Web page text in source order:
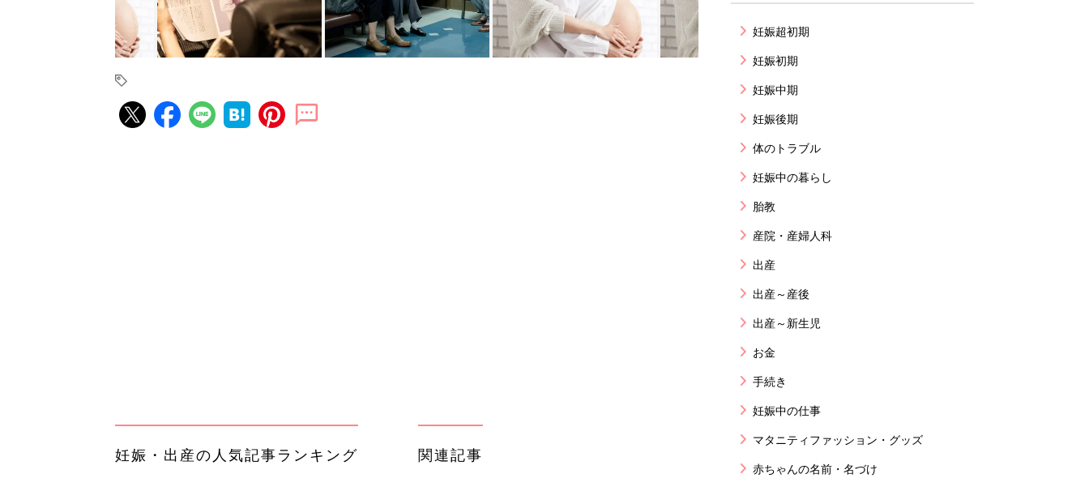
夫婦で予習する 出産の教科書
妊娠中に読みたい！3冊の「たまひ
妊娠超初期
妊娠初期
妊娠中期
妊娠後期
体のトラブル
妊娠中の暮らし
胎教
産院・産婦人科
出産
出産～産後
出産～新生児
お金
手続き
妊娠中の仕事
マタニティファッション・グッズ
赤ちゃんの名前・名づけ